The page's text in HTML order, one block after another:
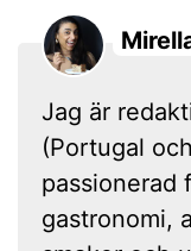
Jag är
(Portugal
passionerad
gastronomi,